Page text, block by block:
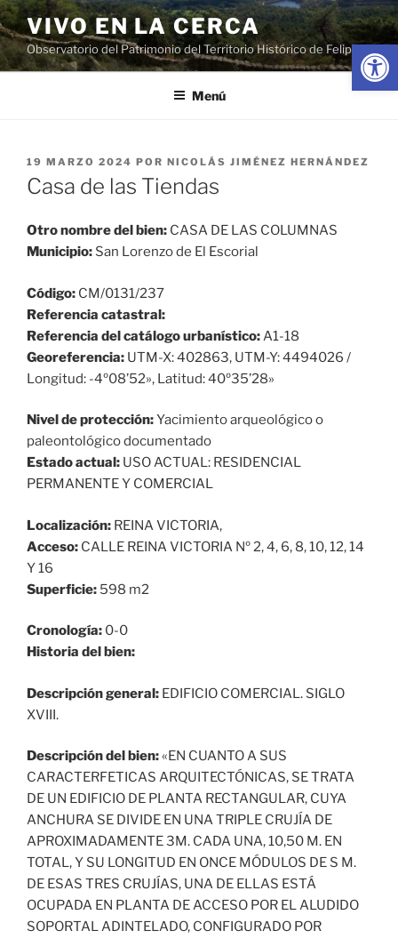
Abrir
Saltar
al
contenido
VIVO EN LA CERCA
Observatorio del Patrimonio del Territorio Histórico de Felipe II
Menú
PUBLICADO
EL
19 MARZO 2024 POR NICOLÁS JIMÉNEZ HERNÁNDEZ
Casa de las Tiendas
Otro nombre del bien: CASA DE LAS COLUMNAS
Municipio: San Lorenzo de El Escorial
Código: CM/0131/237
Referencia catastral:
Referencia del catálogo urbanístico:A1-18
Georeferencia: UTM-X: 402863, UTM-Y: 4494026 /
Longitud: -4º08’52», Latitud: 40º35’28»
Nivel de protección:Yacimiento arqueológico o
paleontológico documentado
Estado actual: USO ACTUAL: RESIDENCIAL
PERMANENTE Y COMERCIAL
Localización: REINA VICTORIA,
Acceso: CALLE REINA VICTORIA Nº 2, 4, 6, 8, 10, 12, 14
Y 16
Superficie: 598 m2
Cronología: 0-0
Historia del bien:
Descripción general: EDIFICIO COMERCIAL. SIGLO
XVIII.
Descripción del bien:«EN CUANTO A SUS
CARACTERFETICAS ARQUITECTÓNICAS, SE TRATA
DE UN EDIFICIO DE PLANTA RECTANGULAR, CUYA
ANCHURA SE DIVIDE EN UNA TRIPLE CRUJÍA DE
APROXIMADAMENTE 3M. CADA UNA, 10,50 M. EN
TOTAL, Y SU LONGITUD EN ONCE MÓDULOS DE S M.
DE ESAS TRES CRUJÍAS, UNA DE ELLAS ESTÁ
OCUPADA EN PLANTA DE ACCESO POR EL ALUDIDO
SOPORTAL ADINTELADO, CONFIGURADO POR